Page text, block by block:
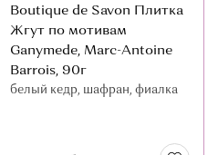
Boutique de Savon Плитка
Жгут по мотивам
Ganymede, Marc-Antoine
Barrois, 90г
белый кедр, шафран, фиалка